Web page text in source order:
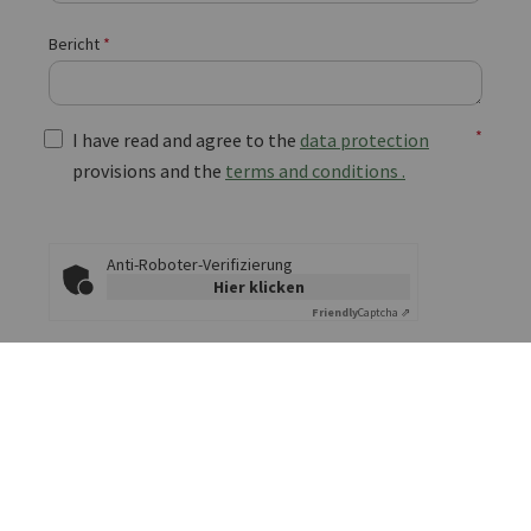
Bericht *
I have read and agree to the data protection
provisions and the terms and conditions .
*
Anti-Roboter-Verifizierung
Hier klicken
FriendlyCaptcha ⇗